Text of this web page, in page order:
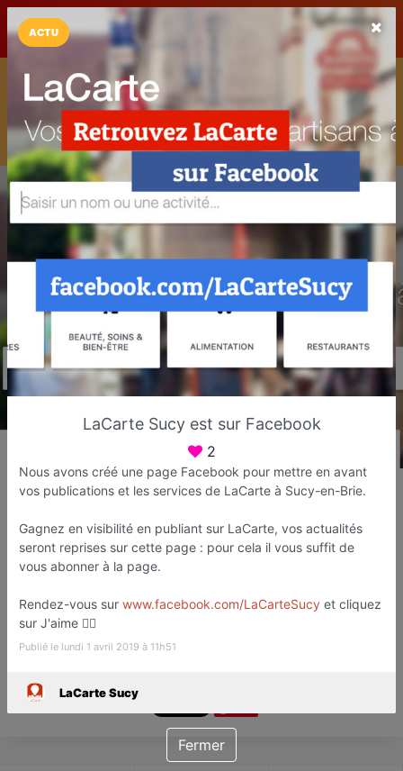
LaCarte LaCarte sur
Play Store
Installez l'App LaCarte
Téléchargez gratuitement l'app LaCarte pour suivre vos
commerces favoris et ne rien rater !
Télécharger Plus tard
LaCarte Sucy
Sucy-en-Brie
Ouvre demain dès 09:00
ACTU
LaCarte Sucy est sur Facebook
2
Nous avons créé une page Facebook pour mettre en avant
vos publications et les services de LaCarte à Sucy-en-Brie.
Gagnez en visibilité en publiant sur LaCarte, vos actualités
seront reprises sur cette page : pour cela il vous suffit de
vous abonner à la page.
Rendez-vous sur www.facebook.com/LaCarteSucyet cliquez
sur J'aime 👍🏻
Publié le lundi 1 avril 2019 à 11h51
LaCarte Sucy
Fermer